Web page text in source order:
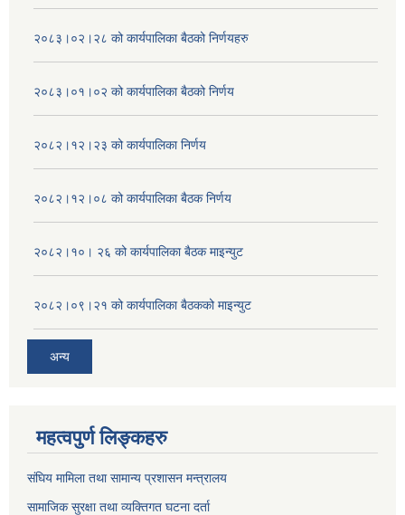
२०८३।०२।२८ को कार्यपालिका बैठको निर्णयहरु
२०८३।०१।०२ को कार्यपालिका बैठको निर्णय
२०८२।१२।२३ को कार्यपालिका निर्णय
२०८२।१२।०८ को कार्यपालिका बैठक निर्णय
२०८२।१०। २६ को कार्यपालिका बैठक माइन्युट
२०८२।०९।२१ को कार्यपालिका बैठकको माइन्युट
अन्य
महत्वपुर्ण लिङ्कहरु
संघिय मामिला तथा सामान्य प्रशासन मन्त्रालय
सामाजिक सुरक्षा तथा व्यक्तिगत घटना दर्ता